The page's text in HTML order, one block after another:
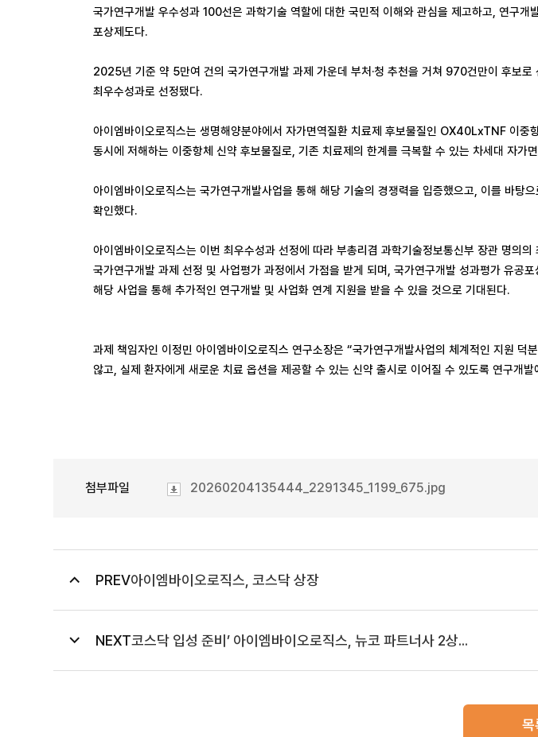
국가연구개발 우수성과 100선은 과학기술 역할에 대한 국민적 이해와 관심을 제고하고, 연구
포상제도다.
2025년 기준 약 5만여 건의 국가연구개발 과제 가운데 부처·청 추천을 거쳐 970건만이 후보로
최우수성과로 선정됐다.
아이엠바이오로직스는 생명해양분야에서 자가면역질환 치료제 후보물질인 OX40LxTNF 이
동시에 저해하는 이중항체 신약 후보물질로, 기존 치료제의 한계를 극복할 수 있는 차세대 자가
아이엠바이오로직스는 국가연구개발사업을 통해 해당 기술의 경쟁력을 입증했으고, 이를 바탕
확인했다.
아이엠바이오로직스는 이번 최우수성과 선정에 따라 부총리겸 과학기술정보통신부 장관 명의
국가연구개발 과제 선정 및 사업평가 과정에서 가점을 받게 되며, 국가연구개발 성과평가 유공
해당 사업을 통해 추가적인 연구개발 및 사업화 연계 지원을 받을 수 있을 것으로 기대된다.
과제 책임자인 이정민 아이엠바이오로직스 연구소장은 “국가연구개발사업의 체계적인 지원
않고, 실제 환자에게 새로운 치료 옵션을 제공할 수 있는 신약 출시로 이어질 수 있도록 연구개
첨부파일 20260204135444_2291345_1199_675.jpg
PREV아이엠바이오로직스, 코스닥 상장
NEXT코스닥 입성 준비’ 아이엠바이오로직스, 뉴코 파트너사 2상...
목